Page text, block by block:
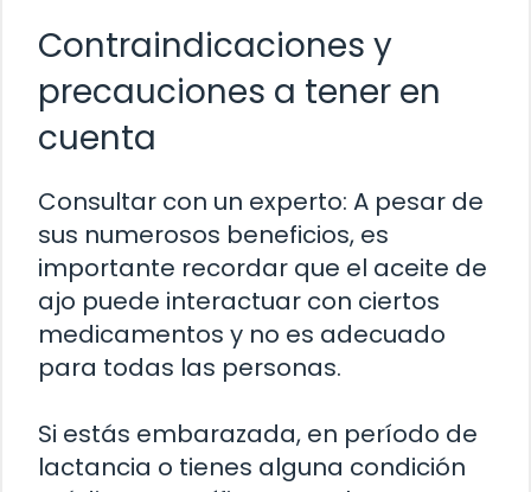
Contraindicaciones y
precauciones a tener en
cuenta
Consultar con un experto: A pesar de
sus numerosos beneficios, es
importante recordar que el aceite de
ajo puede interactuar con ciertos
medicamentos y no es adecuado
para todas las personas.
Si estás embarazada, en período de
lactancia o tienes alguna condición